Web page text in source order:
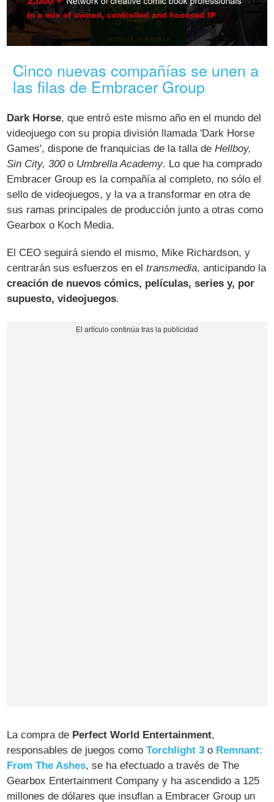
Cinco nuevas compañías se unen a
las filas de Embracer Group
Dark Horse, que entró este mismo año en el mundo del
videojuego con su propia división llamada 'Dark Horse
Games', dispone de franquicias de la talla deHellboy,
Sin City, 300o Umbrella Academy. Lo que ha comprado
Embracer Group es la compañía al completo, no sólo el
sello de videojuegos, y la va a transformar en otra de
sus ramas principales de producción junto a otras como
Gearbox o Koch Media.
El CEO seguirá siendo el mismo, Mike Richardson, y
centrarán sus esfuerzos en eltransmedia, anticipando la
creación de nuevos cómics, películas, series y, por
supuesto, videojuegos.
La compra de Perfect World Entertainment,
responsables de juegos comoTorchlight 3 o Remnant:
From The Ashes, se ha efectuado a través de The
Gearbox Entertainment Company y ha ascendido a 125
millones de dólares que insuflan a Embracer Group un